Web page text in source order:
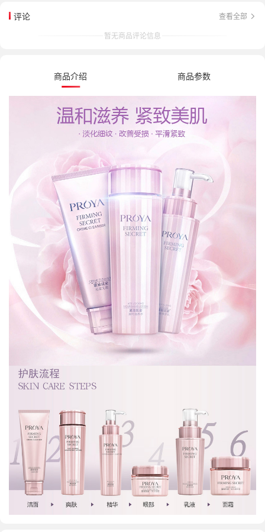
评论
查看全部
暂无商品评论信息
商品介绍 商品参数